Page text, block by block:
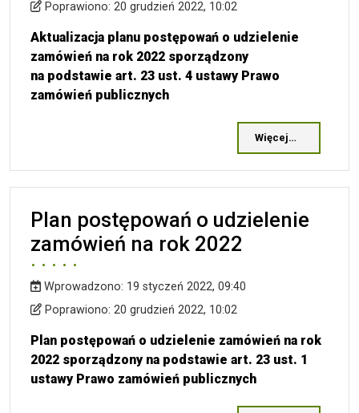
Wprowadzono
Poprawiono
Poprawiono: 20 grudzień 2022, 10:02
Aktualizacja planu postępowań o udzielenie
zamówień na rok 2022 sporządzony
na podstawie art. 23 ust. 4 ustawy Prawo
zamówień publicznych
Więcej…
Plan postępowań o udzielenie
zamówień na rok 2022
Wprowadzono
Wprowadzono: 19 styczeń 2022, 09:40
Poprawiono
Poprawiono: 20 grudzień 2022, 10:02
Plan postępowań o udzielenie zamówień na rok
2022 sporządzony na podstawie art. 23 ust. 1
ustawy Prawo zamówień publicznych